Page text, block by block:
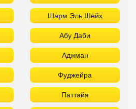
Краби
Пхукет
Нячанг
Фукуок
Куба